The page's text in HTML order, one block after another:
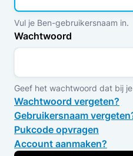
Vul je Ben-gebruikersnaam in.
Wachtwoord
Geef het wachtwoord dat bij
Wachtwoord vergeten?
Gebruikersnaam
Pukcode opvragen
Account aanmaken?